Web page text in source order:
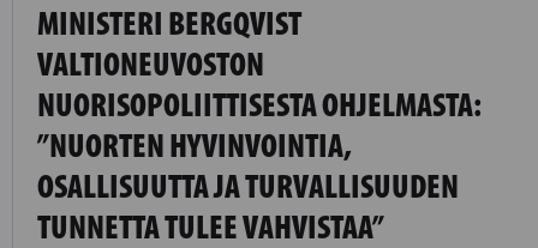
MINISTERI BERGQVIST
VALTIONEUVOSTON
NUORISOPOLIITTISESTA OHJELMASTA:
”NUORTEN HYVINVOINTIA,
OSALLISUUTTA JA TURVALLISUUDEN
TUNNETTA TULEE VAHVISTAA”